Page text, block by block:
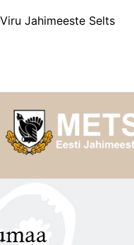
Jahimeeste Selts